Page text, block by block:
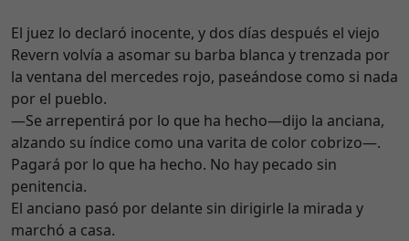
El juez lo declaró inocente, y dos días después el viejo
Revern volvía a asomar su barba blanca y trenzada por
la ventana del mercedes rojo, paseándose como si nada
por el pueblo.
—Se arrepentirá por lo que ha hecho—dijo la anciana,
alzando su índice como una varita de color cobrizo—.
Pagará por lo que ha hecho. No hay pecado sin
penitencia.
El anciano pasó por delante sin dirigirle la mirada y
marchó a casa.